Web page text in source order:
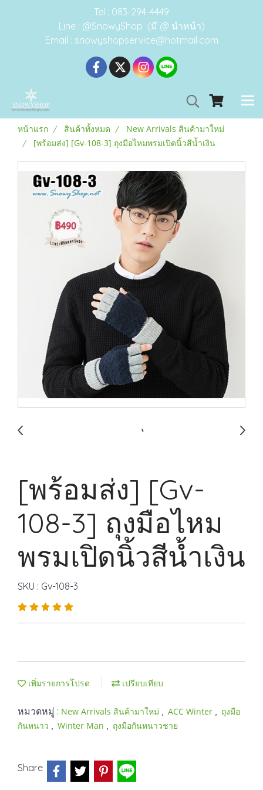
Tel : 083-294-4449
Line : @SnowyShop (มี @ นำหน้า)
Email : snowyshopservice@hotmail.com
หน้าแรก สินค้าทั้งหมด
New Arrivals สินค้ามาใหม่
[พร้อมส่ง] [Gv-108-3] ถุงมือไหมพรมเปิดนิ้วสีน้ำเงิน
[พร้อมส่ง] [Gv-
108-3] ถุงมือไหม
พรมเปิดนิ้วสีน้ำเงิน
SKU : Gv-108-3
เพิ่มรายการโปรด เปรียบเทียบ
หมวดหมู่ : New Arrivals สินค้ามาใหม่ , ACC Winter , ถุงมือ
กันหนาว , Winter Man , ถุงมือกันหนาวชาย
Share